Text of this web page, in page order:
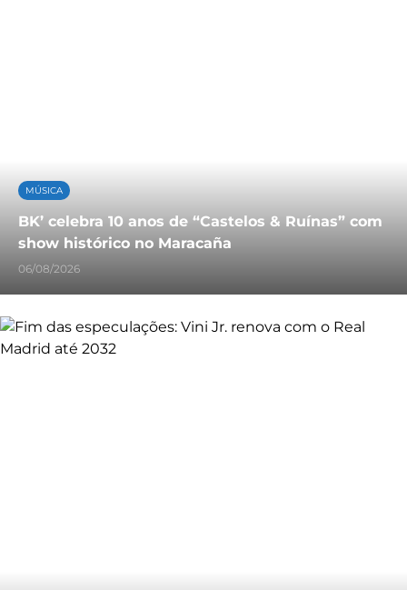
MÚSICA
BK’ celebra 10 anos de “Castelos & Ruínas” com
show histórico no Maracaña
06/08/2026